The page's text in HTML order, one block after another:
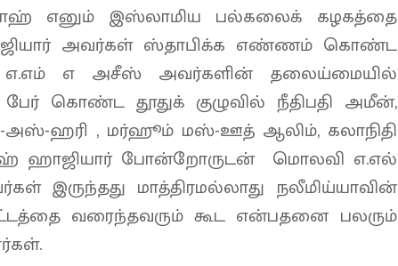
எனும் இஸ்லாமிய பல்கலைக் கழகத்தை
அவர்கள் ஸ்தாபிக்க எண்ணம் கொண்ட
எ.எம் எ அசீஸ் அவர்களின் தலைய்மையில்
கொண்ட தூதுக் குழுவில் நீதிபதி அமீன்,
ஹரி , மர்ஹூம் மஸ்-ஊத் ஆலிம், கலாநிதி
ஹாஜியார் போன்றோருடன் மொலவி எ.எல்
இருந்தது மாத்திரமல்லாது நலீமிய்யாவின்
வரைந்தவரும் கூட என்பதனை பலரும்